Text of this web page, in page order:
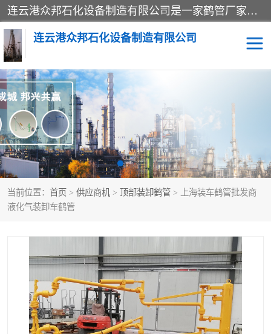
连云港众邦石化设备制造有限公司是一家鹤管厂家主营：鹤管、装车鹤管等，是致力于石油、石化等流体装卸设备(主要产品如鹤管、输油臂、脱缆钩等)的咨询、设计、制造、检测、安装指导、系统调试、维修维护等业务的公司。
连云港众邦石化设备制造有限公司
当前位置： 首页 > 供应商机 > 顶部装卸鹤管 > 上海装车鹤管批发商
液化气装卸车鹤管
鹤管 顶部装卸鹤管
底部装卸鹤管 LNG低温鹤管
液氨鹤管 液化气鹤管
鹤管配件 活动梯栈台
撬装系统设备 装车鹤管